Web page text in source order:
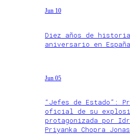
Jun 10
Diez años de
aniversario en
Jun 05
“Jefes de Estado”:
oficial de su
protagonizada por
Priyanka Chopra Jonas